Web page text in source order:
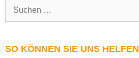
SO KÖNNEN SIE UNS HELFEN